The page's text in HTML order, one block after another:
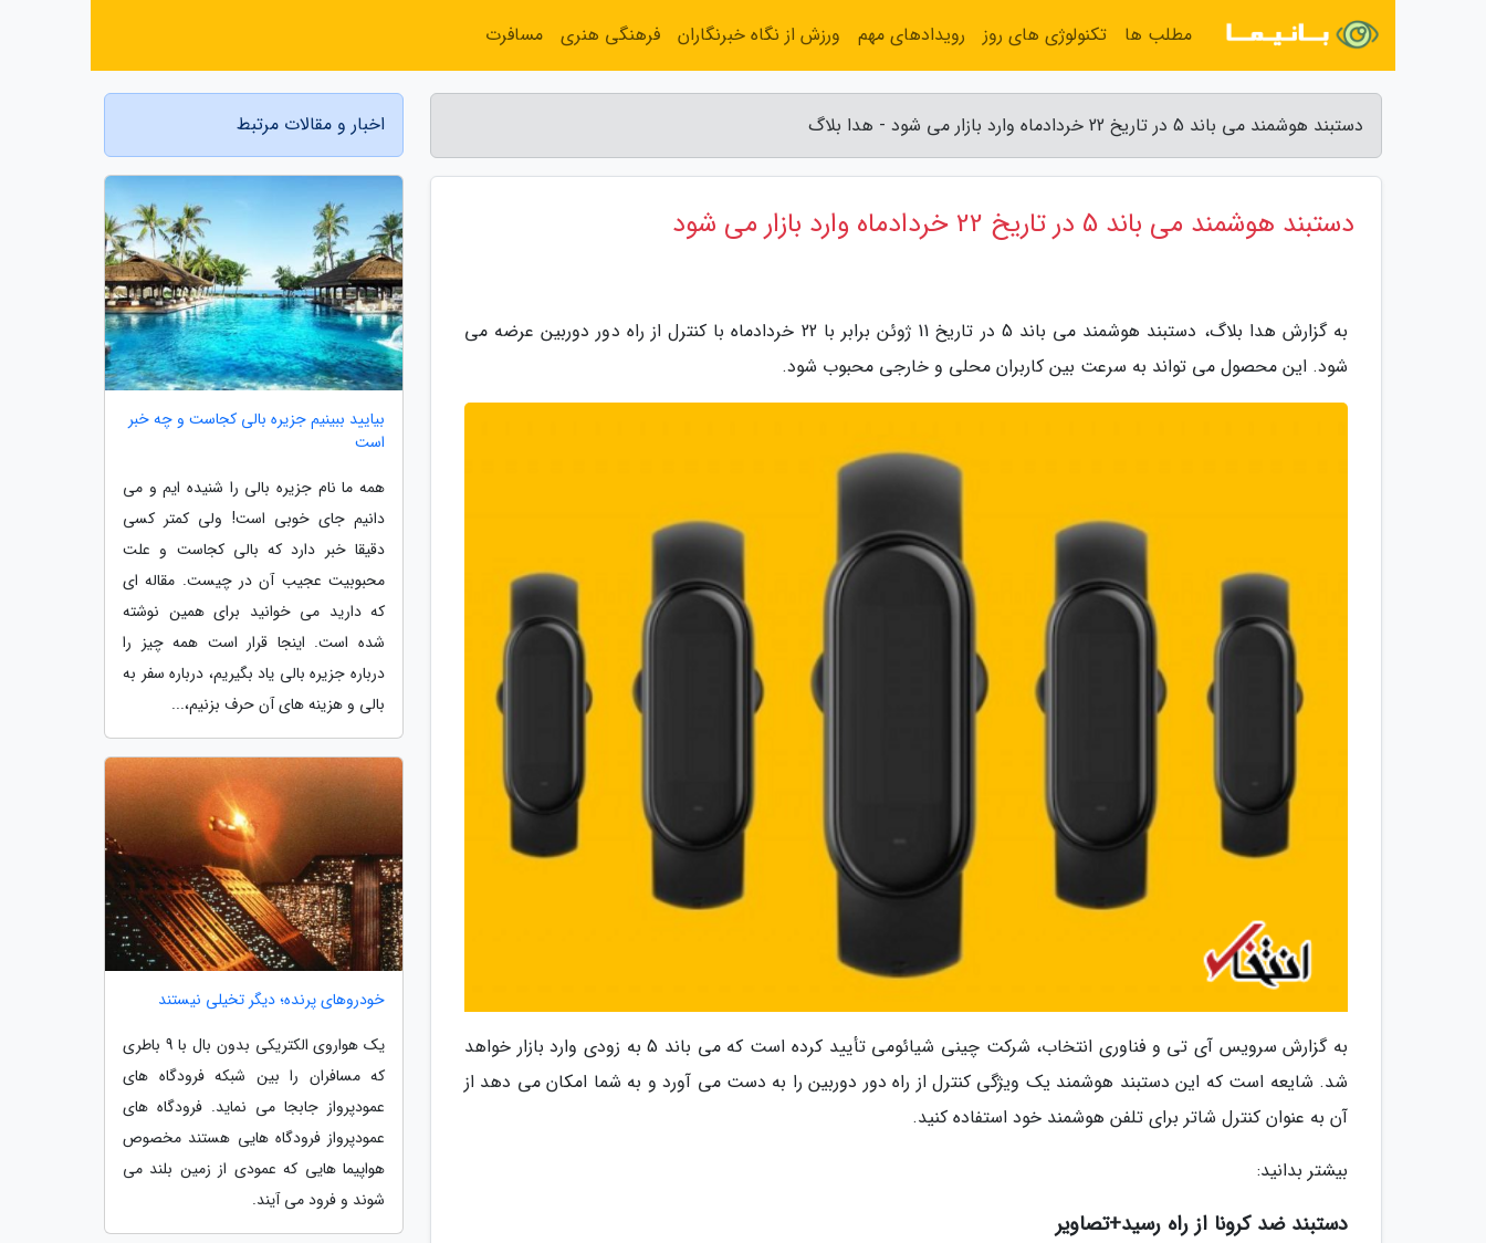
دستبند هوشمند می باند 5 در تاریخ 22 خردادماه وارد بازار می شود - هدا بلاگ
دستبند هوشمند می باند 5 در تاریخ 22 خردادماه وارد بازار می شود
به گزارش هدا بلاگ، دستبند هوشمند می باند 5 در تاریخ 11 ژوئن برابر با 22 خردادماه با کنترل از راه دور دوربین عرضه می
شود. این محصول می تواند به سرعت بین کاربران محلی و خارجی محبوب شود.
به گزارش سرویس آی تی و فناوری انتخاب، شرکت چینی شیائومی تأیید کرده است که می باند 5 به زودی وارد بازار خواهد
شد. شایعه است که این دستبند هوشمند یک ویژگی کنترل از راه دور دوربین را به دست می آورد و به شما امکان می دهد از
آن به عنوان کنترل شاتر برای تلفن هوشمند خود استفاده کنید.
بیشتر بدانید:
دستبند ضد کرونا از راه رسید+تصاویر
اخبار و مقالات مرتبط
بیایید ببینیم جزیره بالی کجاست و چه خبر
است
همه ما نام جزیره بالی را شنیده ایم و می
دانیم جای خوبی است! ولی کمتر کسی
دقیقا خبر دارد که بالی کجاست و علت
محبوبیت عجیب آن در چیست. مقاله ای
که دارید می خوانید برای همین نوشته
شده است. اینجا قرار است همه چیز را
درباره جزیره بالی یاد بگیریم، درباره سفر به
بالی و هزینه های آن حرف بزنیم،...
خودروهای پرنده؛ دیگر تخیلی نیستند
یک هواروی الکتریکی بدون بال با 9 باطری
که مسافران را بین شبکه فرودگاه های
عمودپرواز جابجا می نماید. فرودگاه های
عمودپرواز فرودگاه هایی هستند مخصوص
هواپیما هایی که عمودی از زمین بلند می
شوند و فرود می آیند.
مطلب ها تکنولوژی های روز رویدادهای مهم ورزش از نگاه خبرنگاران فرهنگی هنری مسافرت